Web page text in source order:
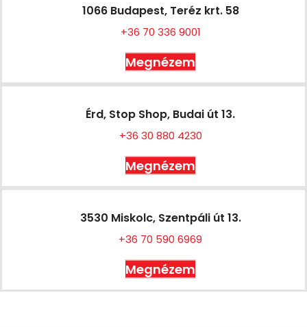
1066 Budapest, Teréz krt. 58
+36 70 336 9001
Megnézem
Érd, Stop Shop, Budai út 13.
+36 30 880 4230
Megnézem
3530 Miskolc, Szentpáli út 13.
+36 70 590 6969
Megnézem